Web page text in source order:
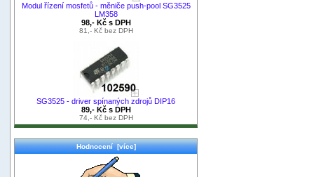
Modul řízení mosfetů - měniče push-pool SG3525
LM358
98,- Kč s DPH
81,- Kč bez DPH
SG3525 - driver spínaných zdrojů DIP16
89,- Kč s DPH
74,- Kč bez DPH
Hodnocení [více]